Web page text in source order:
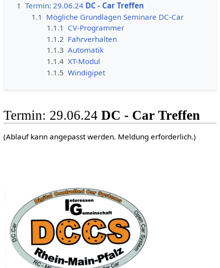
1 Termin: 29.06.24DC - Car Treffen
1.1 Mögliche Grundlagen Seminare DC-Car
1.1.1 CV-Programmer
1.1.2 Fahrverhalten
1.1.3 Automatik
1.1.4 XT-Modul
1.1.5 Windigipet
Termin: 29.06.24 DC - Car Treffen
(Ablauf kann angepasst werden. Meldung erforderlich.)